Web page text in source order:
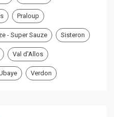
Praloup
- Super Sauze Sisteron
Val d'Allos
Verdon